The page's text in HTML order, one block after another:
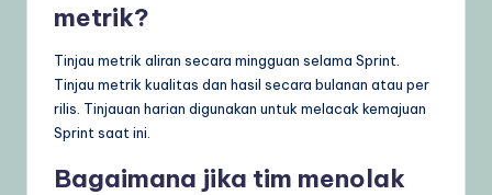
metrik?
Tinjau metrik aliran secara mingguan selama Sprint.
Tinjau metrik kualitas dan hasil secara bulanan atau per
rilis. Tinjauan harian digunakan untuk melacak kemajuan
Sprint saat ini.
Bagaimana jika tim menolak